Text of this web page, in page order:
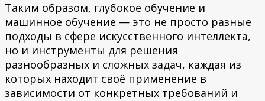
Таким образом, глубокое обучение и
машинное обучение — это не просто разные
подходы в сфере искусственного интеллекта,
но и инструменты для решения
разнообразных и сложных задач, каждая из
которых находит своё применение в
зависимости от конкретных требований и